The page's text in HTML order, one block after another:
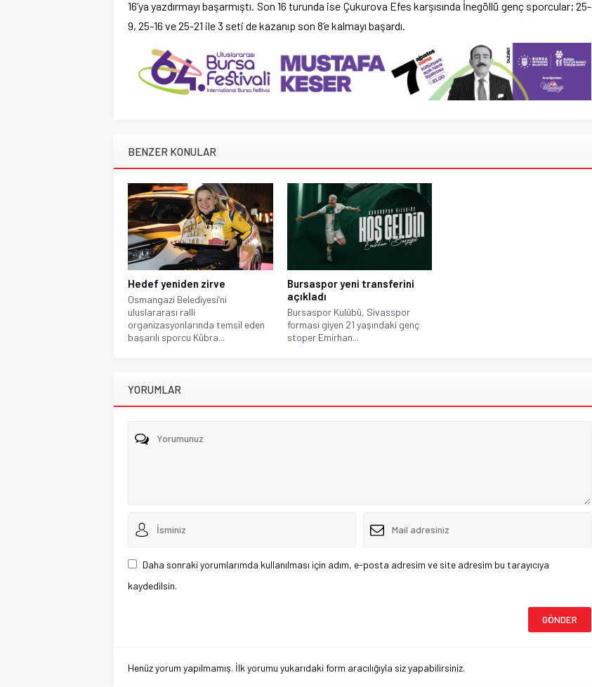
16’ya yazdırmayı başarmıştı. Son 16 turunda ise Çukurova Efes karşısında İnegöllü genç sporcular; 25-
9, 25-16 ve 25-21 ile 3 seti de kazanıp son 8’e kalmayı başardı.
BENZER KONULAR
Hedef yeniden zirve
Osmangazi Belediyesi’ni
uluslararası ralli
organizasyonlarında temsil eden
başarılı sporcu Kübra...
Bursaspor yeni transferini
açıkladı
Bursaspor Kulübü, Sivasspor
forması giyen 21 yaşındaki genç
stoper Emirhan...
YORUMLAR
Daha sonraki yorumlarımda kullanılması için adım, e-posta adresim ve site adresim bu tarayıcıya
kaydedilsin.
Henüz yorum yapılmamış. İlk yorumu yukarıdaki form aracılığıyla siz yapabilirsiniz.